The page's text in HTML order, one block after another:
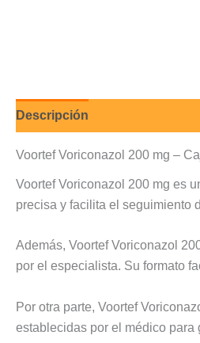
Descripción
Voortef Voriconazol 200 mg –
Voortef Voriconazol 200 mg es
precisa y facilita el seguimiento
Además, Voortef Voriconazol
por el especialista. Su formato
Por otra parte, Voortef
establecidas por el médico para